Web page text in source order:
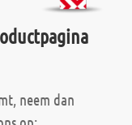
neem dan